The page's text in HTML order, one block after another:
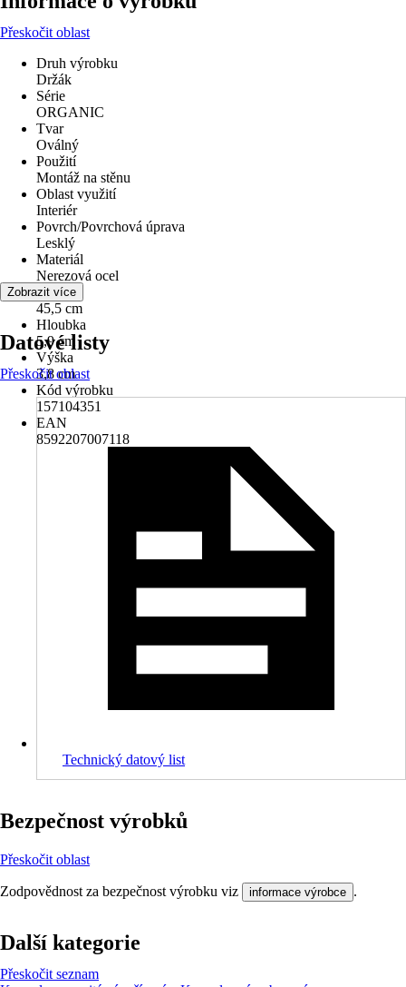
Přeskočit oblast
Druh výrobku
Držák
Série
ORGANIC
Tvar
Oválný
Použití
Montáž na stěnu
Oblast využití
Interiér
Povrch/Povrchová úprava
Lesklý
Materiál
Nerezová ocel
Šířka
45,5 cm
Hloubka
5,9 cm
Výška
3,8 cm
Kód výrobku
157104351
EAN
8592207007118
Zobrazit více
Datové listy
Přeskočit oblast
Technický datový list
Bezpečnost výrobků
Přeskočit oblast
Zodpovědnost za bezpečnost výrobku viz informace výrobce .
Další kategorie
Přeskočit seznam